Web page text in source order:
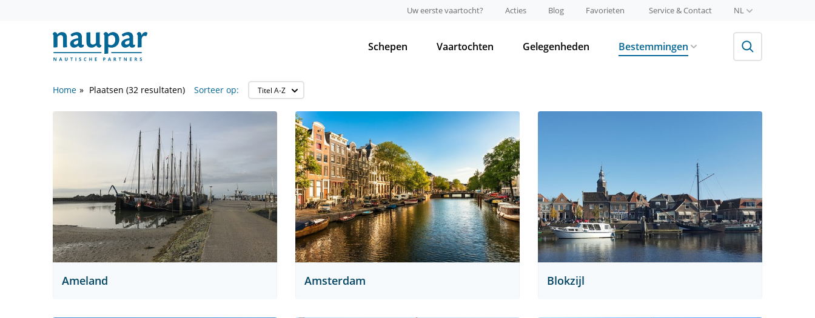
Uw eerste vaartocht? Acties Blog Favorieten Service & Contact NL
Schepen Vaartochten Gelegenheden Bestemmingen
Home Plaatsen (32 resultaten) Sorteer op:
Ameland Amsterdam Blokzijl